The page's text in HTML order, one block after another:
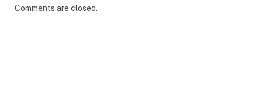
Comments are closed.